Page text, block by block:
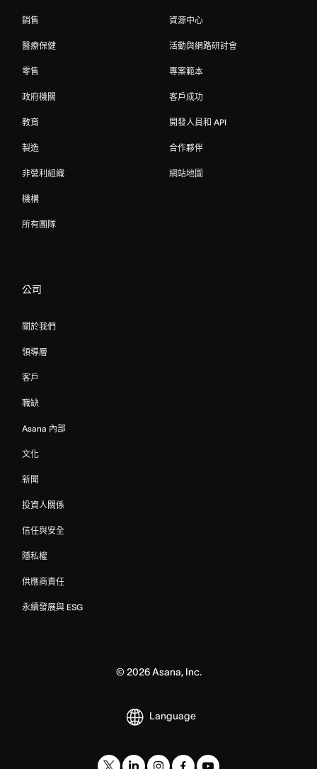
銷售
醫療保健
零售
政府機關
教育
製造
非營利組織
機構
所有團隊
資源中心
活動與網路研討會
專案範本
客戶成功
開發人員和 API
合作夥伴
網站地圖
公司
關於我們
領導層
客戶
職缺
Asana 內部
文化
新聞
投資人關係
信任與安全
隱私權
供應商責任
永續發展與 ESG
© 2026Asana, Inc.
Language